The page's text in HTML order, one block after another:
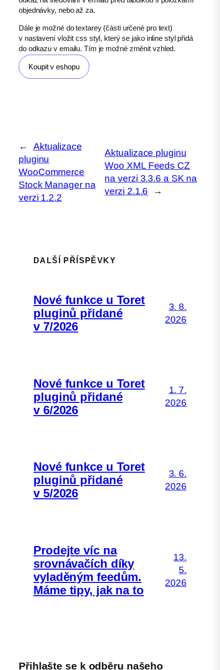
objednávky, nebo až za.
Dále je možné do textarey (části určené pro text)
v nastavení vložit css styl, který se jako inline styl přidá
do odkazu v emailu. Tím je možné změnit vzhled.
Koupit v eshopu
←
Aktualizace
pluginu
WooCommerce
Stock Manager na
verzi 1.2.2
Aktualizace pluginu
Woo XML Feeds CZ
na verzi 3.3.6 a SK na
verzi 2.1.6
→
DALŠÍ PŘÍSPĚVKY
Nové funkce u Toret
pluginů přidané
v 7/2026
3. 8.
2026
Nové funkce u Toret
pluginů přidané
v 6/2026
1. 7.
2026
Nové funkce u Toret
pluginů přidané
v 5/2026
3. 6.
2026
Prodejte víc na
srovnávačích díky
vyladěným feedům.
Máme tipy, jak na to
13.
5.
2026
Přihlašte se k odběru našeho